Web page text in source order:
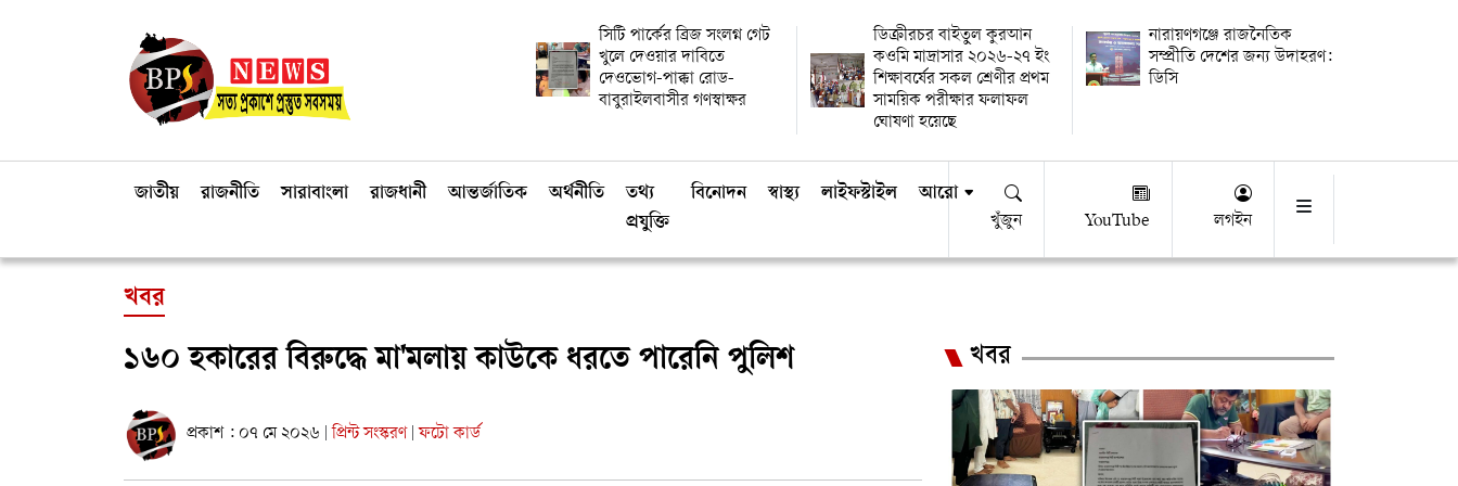
সিটি পার্কের ব্রিজ সংলগ্ন গেট
খুলে দেওয়ার দাবিতে
দেওভোগ-পাক্কা রোড-
বাবুরাইলবাসীর গণস্বাক্ষর
ডিক্রীরচর বাইতুল কুরআন
কওমি মাদ্রাসার ২০২৬-২৭ ইং
শিক্ষাবর্ষের সকল শ্রেণীর প্রথম
সাময়িক পরীক্ষার ফলাফল
ঘোষণা হয়েছে
নারায়ণগঞ্জে রাজনৈতিক
সম্প্রীতি দেশের জন্য উদাহরণ:
ডিসি
জাতীয় রাজনীতি সারাবাংলা রাজধানী আন্তর্জাতিক অর্থনীতি
তথ্য
প্রযুক্তি
বিনোদন স্বাস্থ্য লাইফস্টাইল আরো
খুঁজুন YouTube লগইন
খবর
১৬০ হকারের বিরুদ্ধে মা'মলায় কাউকে ধরতে পারেনি পুলিশ
প্রকাশ : ০৭ মে ২০২৬ প্রিন্ট সংস্করণ ফটো কার্ড
খবর